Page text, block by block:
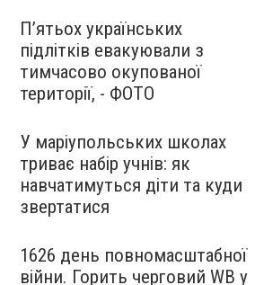
П’ятьох українських
підлітків евакуювали з
тимчасово окупованої
території, - ФОТО
У маріупольських школах
триває набір учнів: як
навчатимуться діти та куди
звертатися
1626 день повномасштабної
війни. Горить черговий WB у